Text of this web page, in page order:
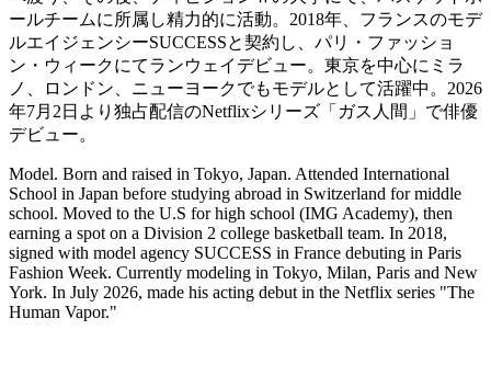
ールチームに所属し精力的に活動。2018年、フランスのモデ
ルエイジェンシーSUCCESSと契約し、パリ・ファッショ
ン・ウィークにてランウェイデビュー。東京を中心にミラ
ノ、ロンドン、ニューヨークでもモデルとして活躍中。2026
年7月2日より独占配信のNetflixシリーズ「ガス人間」で俳優
デビュー。
Model. Born and raised in Tokyo, Japan. Attended International
School in Japan before studying abroad in Switzerland for middle
school. Moved to the U.S for high school (IMG Academy), then
earning a spot on a Division 2 college basketball team. In 2018,
signed with model agency SUCCESS in France debuting in Paris
Fashion Week. Currently modeling in Tokyo, Milan, Paris and New
York. In July 2026, made his acting debut in the Netflix series "The
Human Vapor."